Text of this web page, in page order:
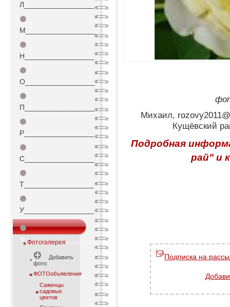
Л_________________
⚫
М_________________
⚫
Н_________________
⚫
О_________________
⚫
П_________________
⚫
Р_________________
⚫
С_________________
⚫
Т_________________
⚫
У_________________
⚫
Ф_________________
Фотогалерея
Добавить
фото
ФОТОобъявления
Саженцы
садовых
цветов
Михаил,
Кущёвский
Подробная
рай" и
Подписка на